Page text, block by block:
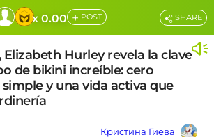
x 0.00 + POST
Elizabeth Hurley revela la clave
de bikini increíble: cero
y una vida activa que
Кристина Гиева
SHARE